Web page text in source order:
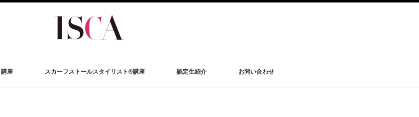
講座 スカーフストールスタイリスト®講座 認定生紹介 お問い合わせ